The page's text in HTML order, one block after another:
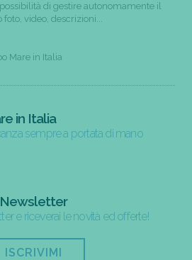
di gestire autonomamente il
video, descrizioni...
Mare in Italia
in Italia
sempre a portata di mano
Newsletter
e riceverai le novità ed offerte!
ISCRIVIMI